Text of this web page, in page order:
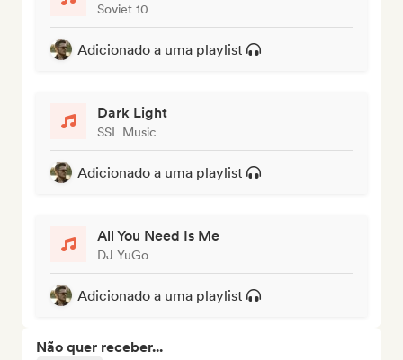
Soviet 10
Adicionado a uma playlist
Dark Light
SSL Music
Adicionado a uma playlist
All You Need Is Me
DJ YuGo
Adicionado a uma playlist
Não quer receber...